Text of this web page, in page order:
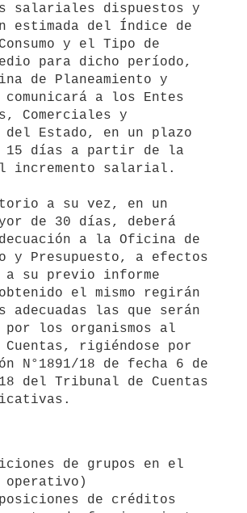
salariales dispuestos y
estimada del Índice de
y el Tipo de
para dicho período,
de Planeamiento y
comunicará a los Entes
Comerciales y
del Estado, en un plazo
15 días a partir de la
incremento salarial.
de 30 días, deberá
a la Oficina de
y Presupuesto, a efectos
a su previo informe
el mismo regirán
adecuadas las que serán
por los organismos al
rigiéndose por
N°1891/18 de fecha 6 de
del Tribunal de Cuentas
operativo)